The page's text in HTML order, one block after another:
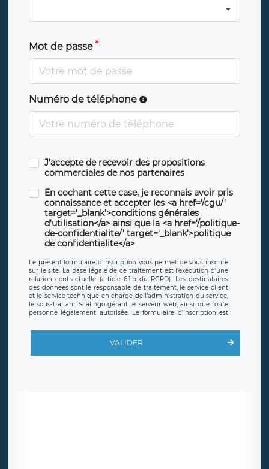
Mot de passe
Numéro de téléphone
J'accepte de recevoir des propositions
commerciales de nos partenaires
En cochant cette case, je reconnais avoir pris
connaissance et accepter les <a href='/cgu/'
target='_blank'>conditions générales
d'utilisation</a> ainsi que la <a href='/politique-
de-confidentialite/' target='_blank'>politique
de confidentialite</a>
Le présent formulaire d’inscription vous permet de vous inscrire
sur le site. La base légale de ce traitement est l’exécution d’une
relation contractuelle (article 6.1.b du RGPD). Les destinataires
des données sont le responsable de traitement, le service client
et le service technique en charge de l’administration du service,
le sous-traitant Scalingo gérant le serveur web, ainsi que toute
personne légalement autorisée. Le formulaire d’inscription est
offrant desclauses de protection conformes au RGPD. Les
en sollicite la suppression, étant entendu que vous pouvez
demander la suppression de vos données et retirer votre
VALIDER